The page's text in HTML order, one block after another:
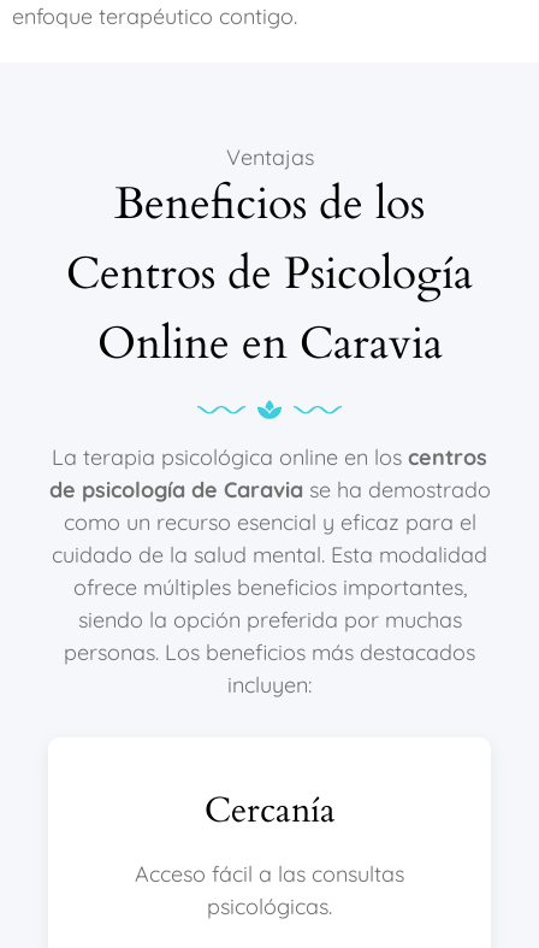
enfoque terapéutico contigo.
Ventajas
Beneficios de los
Centros de Psicología
Online en Caravia
La terapia psicológica online en los centros
de psicología de Caravia se ha demostrado
como un recurso esencial y eficaz para el
cuidado de la salud mental. Esta modalidad
ofrece múltiples beneficios importantes,
siendo la opción preferida por muchas
personas. Los beneficios más destacados
incluyen:
Cercanía
Acceso fácil a las consultas
psicológicas.